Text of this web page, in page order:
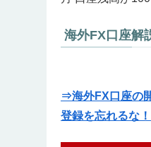
海外FX口座解
⇒海外FX口座の
登録を忘れるな！